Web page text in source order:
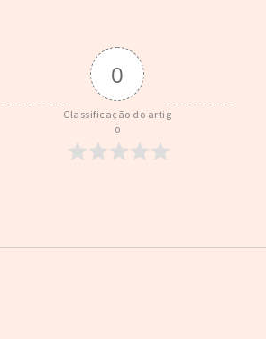
0
Classificação do artig
o